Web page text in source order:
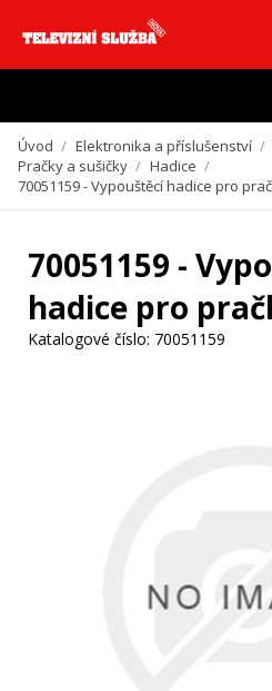
Vzhledem k aktuální situaci se může
zpozdit. Děkujeme
Úvod / Elektronika a příslušenství /
Pračky a sušičky / Hadice /
70051159 - Vypouštěcí hadice pro
70051159 -
hadice pro
Katalogové číslo: 70051159